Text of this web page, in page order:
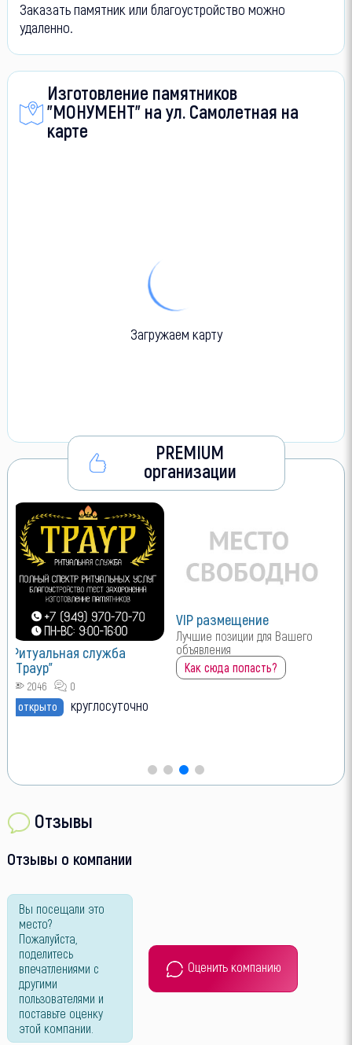
Заказать памятник или благоустройство можно
удаленно.
Изготовление памятников
"МОНУМЕНТ" на ул. Самолетная на
карте
Загружаем карту
PREMIUM
организации
Ритуальная служба
"Траур"
2046
0
открыто
круглосуточно
VIP размещение
Лучшие позиции для Вашего
объявления
Как сюда попасть?
Отзывы
Отзывы о компании
Вы посещали это
место?
Пожалуйста,
поделитесь
впечатлениями с
другими
пользователями и
поставьте оценку
этой компании.
Оценить компанию